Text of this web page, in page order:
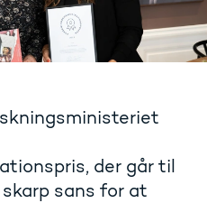
der går til
sans for at